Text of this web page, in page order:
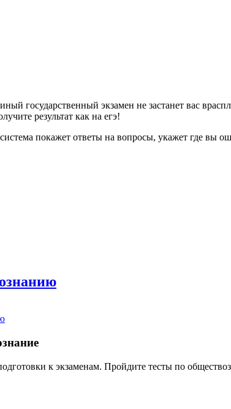
государственный экзамен не застанет вас
результат как на егэ!
покажет ответы на вопросы, укажет где вы
к экзаменам. Пройдите тесты по